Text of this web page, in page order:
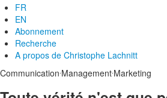
FR
EN
Abonnement
Recherche
A propos de Christophe Lachnitt
Communication Management Marketing